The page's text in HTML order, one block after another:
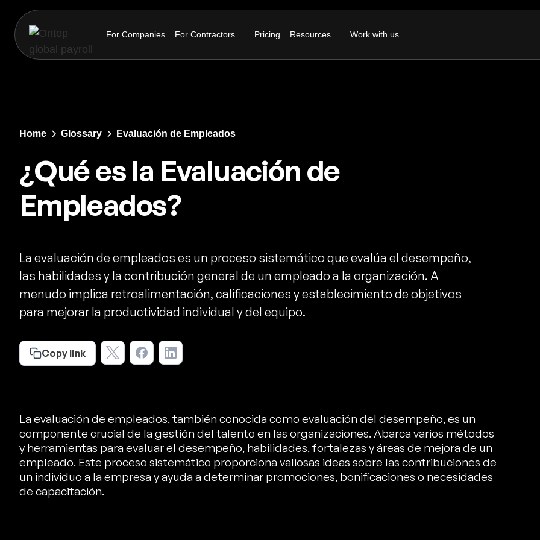
For Companies For Contractors Pricing Resources Work with us
Home Glossary Evaluación de Empleados
¿Qué es la Evaluación de
Empleados?
La evaluación de empleados es un proceso sistemático que evalúa el desempeño,
las habilidades y la contribución general de un empleado a la organización. A
menudo implica retroalimentación, calificaciones y establecimiento de objetivos
para mejorar la productividad individual y del equipo.
Copy link
La evaluación de empleados, también conocida como evaluación del desempeño, es un
componente crucial de la gestión del talento en las organizaciones. Abarca varios métodos
y herramientas para evaluar el desempeño, habilidades, fortalezas y áreas de mejora de un
empleado. Este proceso sistemático proporciona valiosas ideas sobre las contribuciones de
un individuo a la empresa y ayuda a determinar promociones, bonificaciones o necesidades
de capacitación.